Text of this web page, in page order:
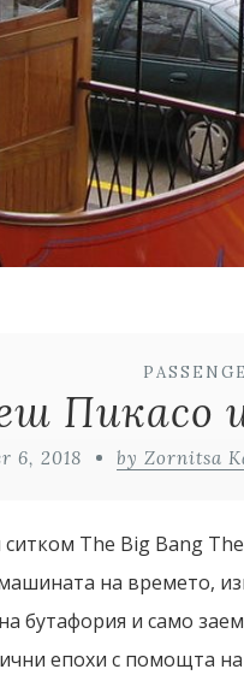
Пикасо
6, 2018 by Zornitsa
The Big Bang
на времето,
бутафория и само
епохи с помощта